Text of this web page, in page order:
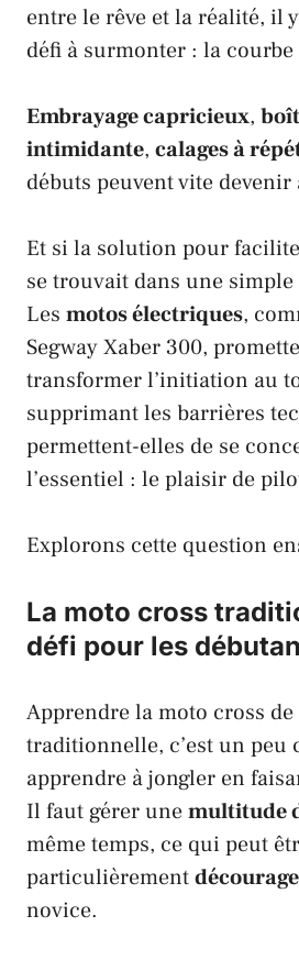
entre le rêve et la réalité, il
défi à surmonter : la courbe
Embrayage capricieux,
intimidante, calages à
débuts peuvent vite devenir
Et si la solution pour
se trouvait dans une
Les motos électriques,
Segway Xaber 300,
transformer l’initiation au
supprimant les barrières
permettent-elles de se
l’essentiel : le plaisir de
Explorons cette question
La moto cross
défi pour les
Apprendre la moto cross
traditionnelle, c’est un peu
apprendre à jongler en
Il faut gérer unemultitude
même temps, ce qui peut
particulièrement
novice.